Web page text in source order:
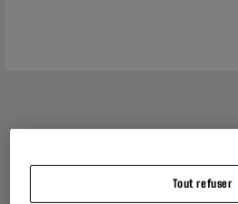
Nous reprenons
Tout refuser